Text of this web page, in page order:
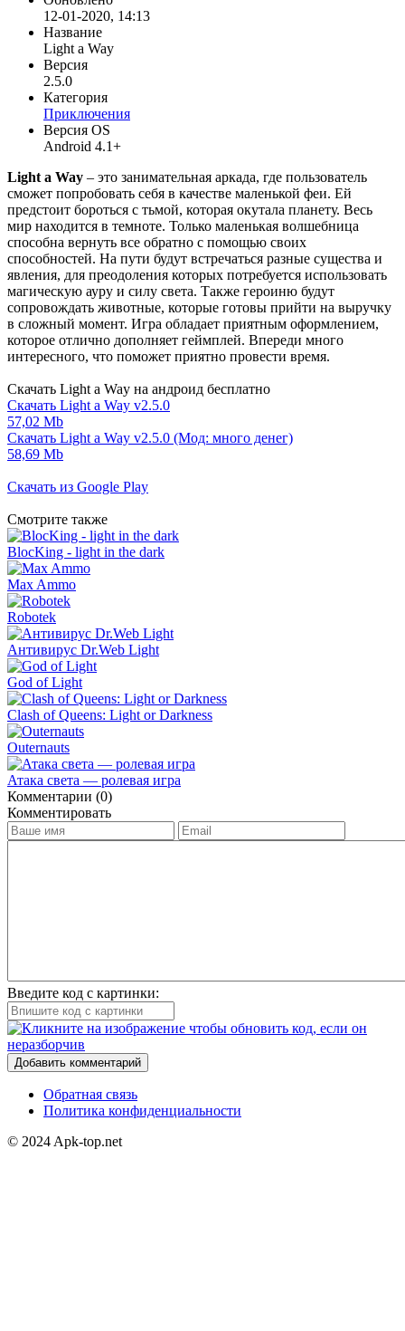
12-01-2020, 14:13
Название
Light a Way
Версия
2.5.0
Категория
Приключения
Версия OS
Android 4.1+
Light a Way – это занимательная аркада, где пользователь
сможет попробовать себя в качестве маленькой феи. Ей
предстоит бороться с тьмой, которая окутала планету. Весь
мир находится в темноте. Только маленькая волшебница
способна вернуть все обратно с помощью своих
способностей. На пути будут встречаться разные существа и
явления, для преодоления которых потребуется использовать
магическую ауру и силу света. Также героиню будут
сопровождать животные, которые готовы прийти на выручку
в сложный момент. Игра обладает приятным оформлением,
которое отлично дополняет геймплей. Впереди много
интересного, что поможет приятно провести время.
Скачать Light a Way на андроид бесплатно
Скачать Light a Way v2.5.0
57,02 Mb
Скачать Light a Way v2.5.0 (Мод: много денег)
58,69 Mb
Скачать из Google Play
Смотрите также
BlocKing - light in the dark
Max Ammo
Robotek
Антивирус Dr.Web Light
God of Light
Clash of Queens: Light or Darkness
Outernauts
Атака света — ролевая игра
Комментарии (0)
Комментировать
Введите код с картинки:
Добавить комментарий
Обратная связь
Политика конфиденциальности
© 2024 Apk-top.net